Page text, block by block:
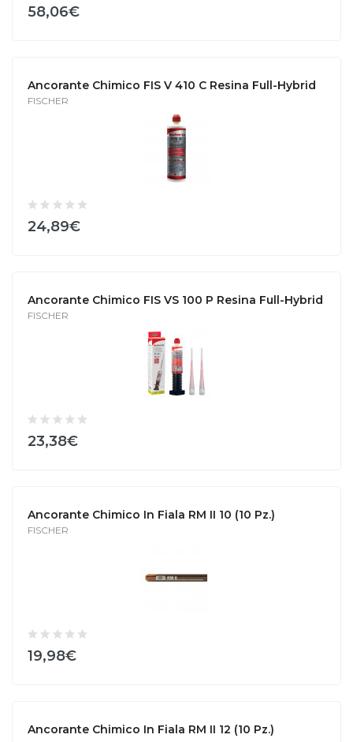
58,06€
Ancorante Chimico FIS V 410 C Resina Full-Hybrid
FISCHER
24,89€
Ancorante Chimico FIS VS 100 P Resina Full-Hybrid
FISCHER
23,38€
Ancorante Chimico In Fiala RM II 10 (10 Pz.)
FISCHER
19,98€
Ancorante Chimico In Fiala RM II 12 (10 Pz.)